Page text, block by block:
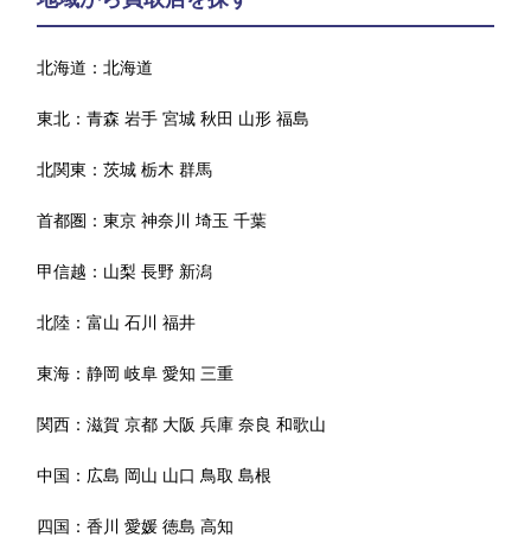
北海道：北海道
東北：青森 岩手 宮城 秋田 山形 福島
北関東：茨城 栃木 群馬
首都圏：東京 神奈川 埼玉 千葉
甲信越： 山梨 長野 新潟
北陸：富山 石川 福井
東海：静岡 岐阜 愛知 三重
関西：滋賀 京都 大阪 兵庫 奈良 和歌山
中国： 広島 岡山 山口 鳥取 島根
四国：香川 愛媛 徳島 高知